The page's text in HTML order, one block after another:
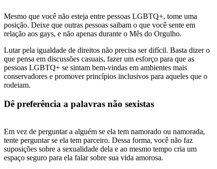
Mesmo que você não esteja entre pessoas LGBTQ+, tome uma
posição. Deixe que outras pessoas saibam o que você sente em
relação aos gays, e não apenas durante o Mês do Orgulho.
Lutar pela igualdade de direitos não precisa ser difícil. Basta dizer o
que pensa em discussões casuais, fazer um esforço para que as
pessoas LGBTQ+ se sintam bem-vindas em ambientes mais
conservadores e promover princípios inclusivos para aqueles que o
rodeiam.
Dê preferência a palavras não sexistas
Em vez de perguntar a alguém se ela tem namorado ou namorada,
tente perguntar se ela tem parceiro. Dessa forma, você não faz
suposições sobre a sexualidade dela e ao mesmo tempo cria um
espaço seguro para ela falar sobre sua vida amorosa.